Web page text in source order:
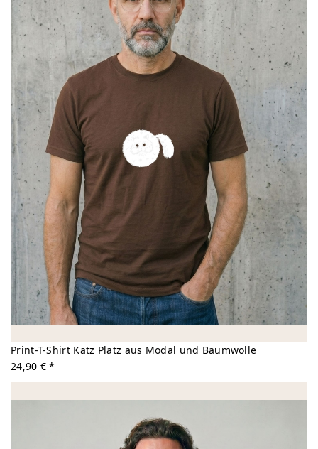
Print-T-Shirt Katz Platz aus Modal und Baumwolle
24,90 € *